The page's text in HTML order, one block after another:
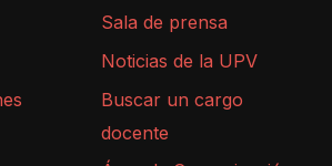
Sala de prensa
Noticias de la UPV
Buscar un cargo
docente